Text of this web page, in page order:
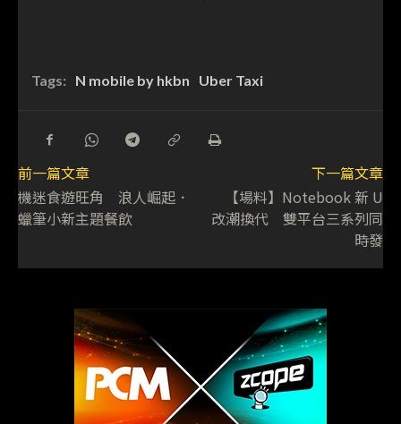
Tags: N mobile by hkbn Uber Taxi
前一篇文章
機迷食遊旺角 浪人崛起．
蠟筆小新主題餐飲
下一篇文章
【場料】Notebook 新 U
改潮換代 雙平台三系列同
時發